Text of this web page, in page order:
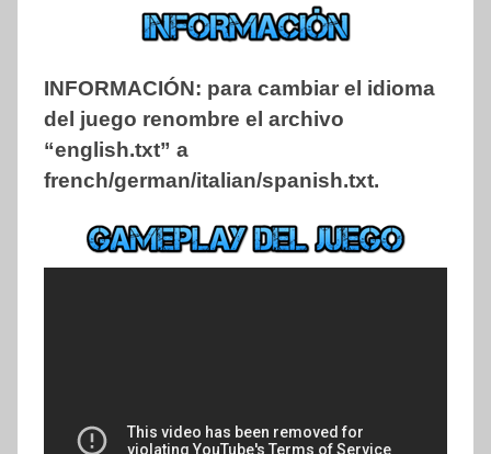
INFORMACIÓN: para cambiar el idioma
del juego renombre el archivo
“english.txt” a
french/german/italian/spanish.txt.